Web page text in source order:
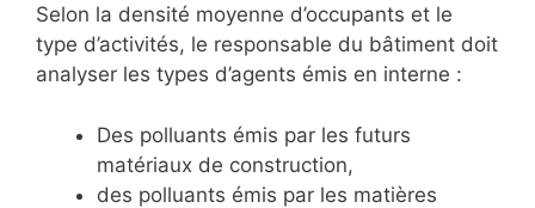
Selon la densité moyenne d’occupants et le
type d’activités, le responsable du bâtiment doit
analyser les types d’agents émis en interne :
Des polluants émis par les futurs
matériaux de construction,
des polluants émis par les matières